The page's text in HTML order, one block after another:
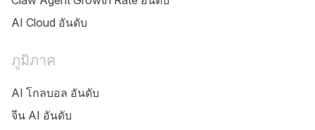
AI Cloud อันดับ
ภูมิภาค
AI โกลบอล อันดับ
จีน AI อันดับ